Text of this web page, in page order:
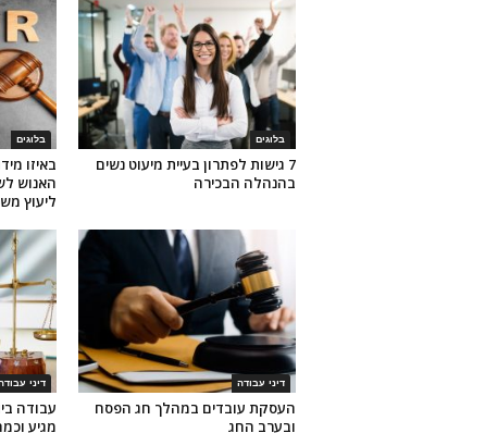
בלוגים
באיזו
האנוש
ליעוץ
בלוגים
7 גישות לפתרון בעיית מיעוט נשים
בהנהלה הבכירה
דיני
עבודה
מגיע
דיני עבודה
העסקת עובדים במהלך חג הפסח
ובערב החג